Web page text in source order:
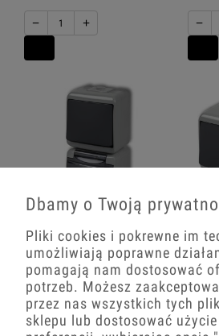
− + −
Włącznik Jednobiegunowy Z
Gniazdem Pojedynczym Z
Uziemieniem 2P+Z (Klapka Dymna;
Bez Przesłon) Natynkowy Popielaty /
Grafitowy Junior
40,14 zł
− +
Bez
−
Dbamy o Twoją
Pliki cookies i pokrewne im
umożliwiają poprawne
pomagają nam dostosować
potrzeb. Możesz
przez nas wszystkich tych
sklepu lub dostosować